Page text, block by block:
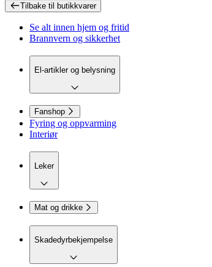
Tilbake til butikkvarer
Se alt innen hjem og fritid
Brannvern og sikkerhet
El-artikler og belysning
Fanshop
Fyring og oppvarming
Interiør
Leker
Mat og drikke
Skadedyrbekjempelse